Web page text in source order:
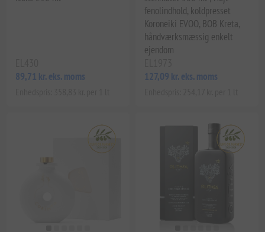
89,71 kr. eks. moms
fenolindhold, koldpresset
Koroneiki EVOO, BOB Kreta,
håndværksmæssig enkelt
ejendom
127,09 kr. eks. moms